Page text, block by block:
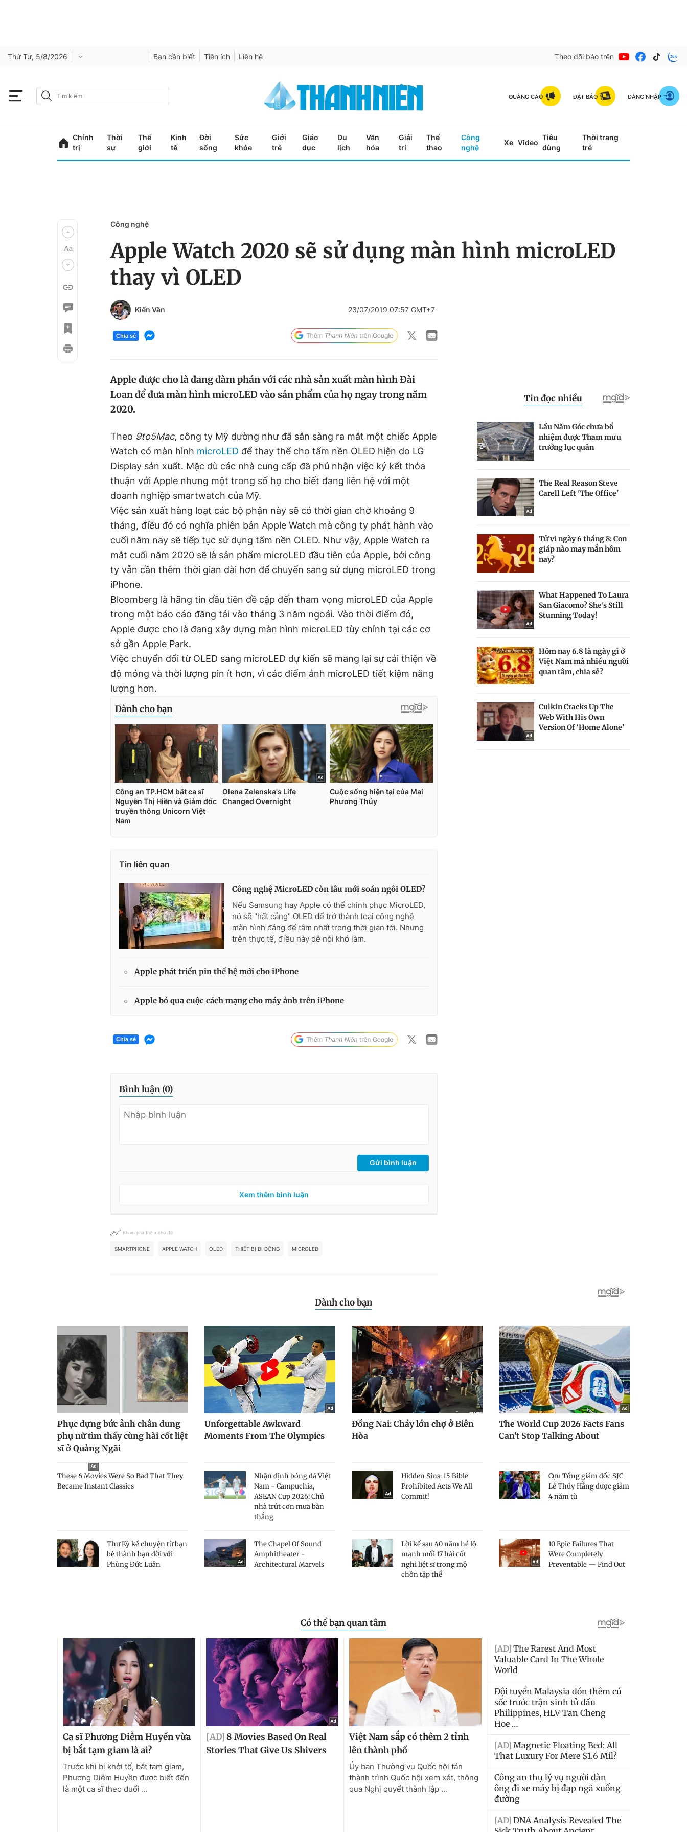
Thứ Tư, 5/8/2026 Bạn cần biết Tiện ích Liên hệ Theo dõi báo trên
QUẢNG CÁO ĐẶT BÁO ĐĂNG NHẬP
Chính
trị
Thời
sự
Thế
giới
Kinh
tế
Đời
sống
Sức
khỏe
Giới
trẻ
Giáo
dục
Du
lịch
Văn
hóa
Giải
trí
Thể
thao
Công
nghệ
Xe Video
Tiêu
dùng
Thời trang
trẻ
Công nghệ
Apple Watch 2020 sẽ sử dụng màn hình microLED
thay vì OLED
Kiến Văn 23/07/2019 07:57 GMT+7
Chia sẻ
Apple được cho là đang đàm phán với các nhà sản xuất màn hình Đài
Loan để đưa màn hình microLED vào sản phẩm của họ ngay trong năm
2020.
Theo 9to5Mac, công ty Mỹ dường như đã sẵn sàng ra mắt một chiếc Apple
Watch có màn hình microLED để thay thế cho tấm nền OLED hiện do LG
Display sản xuất. Mặc dù các nhà cung cấp đã phủ nhận việc ký kết thỏa
thuận với Apple nhưng một trong số họ cho biết đang liên hệ với một
doanh nghiệp smartwatch của Mỹ.
Việc sản xuất hàng loạt các bộ phận này sẽ có thời gian chờ khoảng 9
tháng, điều đó có nghĩa phiên bản Apple Watch mà công ty phát hành vào
cuối năm nay sẽ tiếp tục sử dụng tấm nền OLED. Như vậy, Apple Watch ra
mắt cuối năm 2020 sẽ là sản phẩm microLED đầu tiên của Apple, bởi công
ty vẫn cần thêm thời gian dài hơn để chuyển sang sử dụng microLED trong
iPhone.
Bloomberg là hãng tin đầu tiên đề cập đến tham vọng microLED của Apple
trong một báo cáo đăng tải vào tháng 3 năm ngoái. Vào thời điểm đó,
Apple được cho là đang xây dựng màn hình microLED tùy chỉnh tại các cơ
sở gần Apple Park.
Việc chuyển đổi từ OLED sang microLED dự kiến sẽ mang lại sự cải thiện về
độ mỏng và thời lượng pin ít hơn, vì các điểm ảnh microLED tiết kiệm năng
lượng hơn.
Tin liên quan
Công nghệ MicroLED còn lâu mới soán ngôi OLED?
Nếu Samsung hay Apple có thể chinh phục MicroLED,
nó sẽ "hất cẳng" OLED để trở thành loại công nghệ
màn hình đáng để tâm nhất trong thời gian tới. Nhưng
trên thực tế, điều này dễ nói khó làm.
Apple phát triển pin thế hệ mới cho iPhone
Apple bỏ qua cuộc cách mạng cho máy ảnh trên iPhone
Chia sẻ
Bình luận (0)
Gửi bình luận
Xem thêm bình luận
Khám phá thêm chủ đề
SMARTPHONE APPLE WATCH OLED THIẾT BỊ DI ĐỘNG MICROLED